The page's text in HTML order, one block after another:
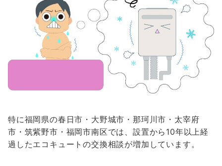
特に福岡県の春日市・大野城市・那珂川市・太宰府
市・筑紫野市・福岡市南区では、設置から10年以上経
過したエコキュートの交換相談が増加しています。